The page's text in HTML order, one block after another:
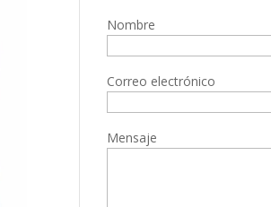
Nombre
Correo electrónico
Mensaje